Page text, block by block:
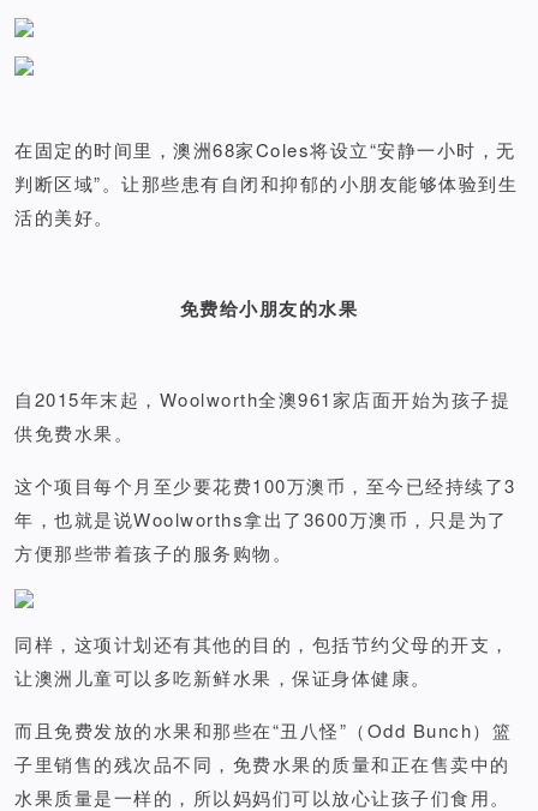
在固定的时间里，澳洲68家Coles将设立“安静一小时，无
判断区域”。让那些患有自闭和抑郁的小朋友能够体验到生
活的美好。
免费给小朋友的水果
自2015年末起，Woolworth全澳961家店面开始为孩子提
供免费水果。
这个项目每个月至少要花费100万澳币，至今已经持续了3
年，也就是说Woolworths拿出了3600万澳币，只是为了
方便那些带着孩子的服务购物。
同样，这项计划还有其他的目的，包括节约父母的开支，
让澳洲儿童可以多吃新鲜水果，保证身体健康。
而且免费发放的水果和那些在“丑八怪”（Odd Bunch）篮
子里销售的残次品不同，免费水果的质量和正在售卖中的
水果质量是一样的，所以妈妈们可以放心让孩子们食用。